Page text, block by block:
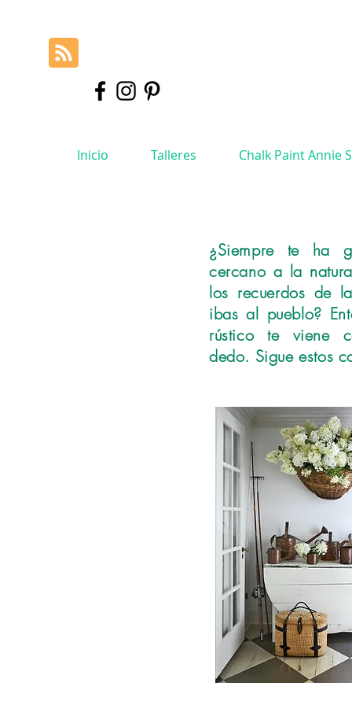
Inicio Talleres Chalk Paint Annie
¿Siempre te ha
cercano a la
los recuerdos de
ibas al pueblo?
rústico te viene
dedo. Sigue estos